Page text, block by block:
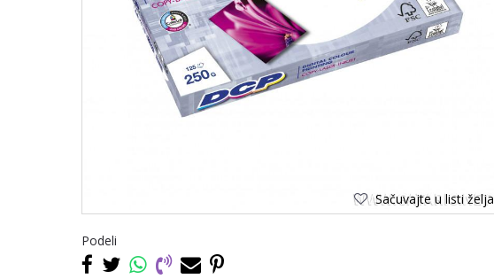
Sačuvajte u listi želja
Podeli